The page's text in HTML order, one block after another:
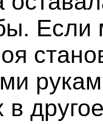
Если
в